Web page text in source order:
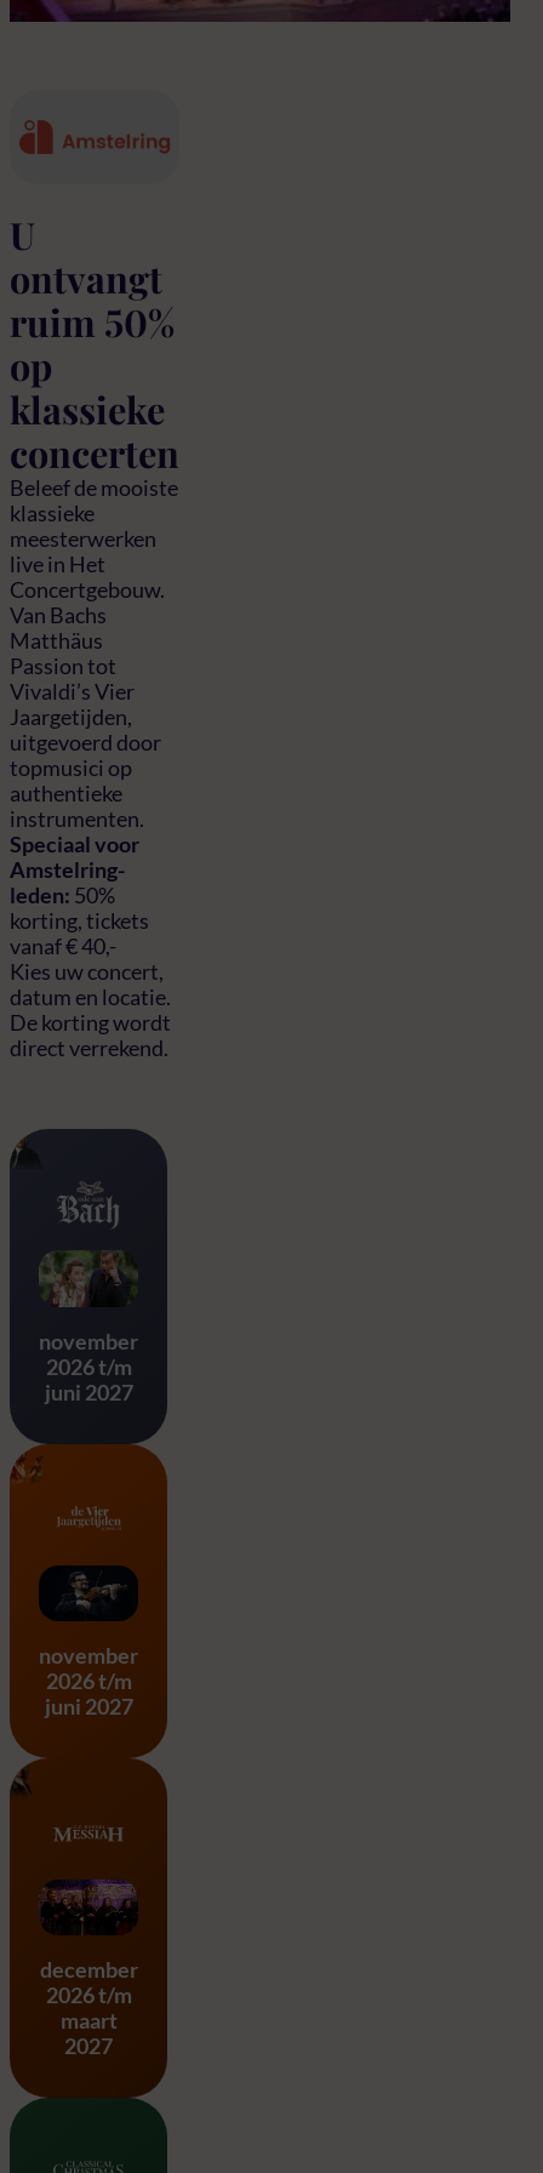
U
ontvangt
ruim 50%
op
klassieke
concerten
Beleef de mooiste
klassieke
meesterwerken
live in Het
Concertgebouw.
Van Bachs
Matthäus
Passion tot
Vivaldi’s Vier
Jaargetijden,
uitgevoerd door
topmusici op
authentieke
instrumenten.
Speciaal voor
Amstelring-
leden: 50%
korting, tickets
vanaf € 40,-
Kies uw concert,
datum en locatie.
De korting wordt
direct verrekend.
Ode aan Bach
november
2026 t/m
juni 2027
Vier Jaargetijden – A.
november
2026 t/m
juni 2027
Messiah – G.F. Händel
december
2026 t/m
maart
2027